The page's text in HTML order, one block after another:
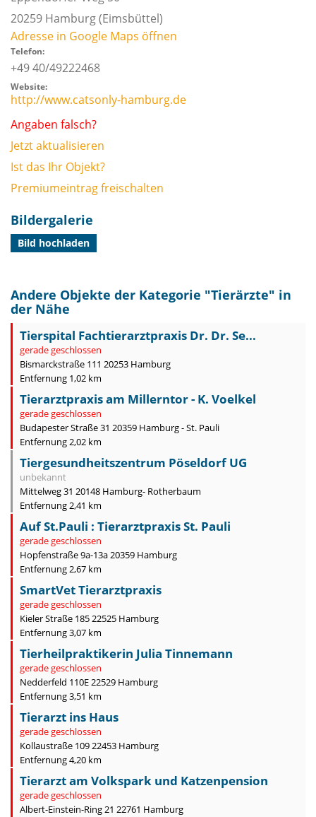
20259 Hamburg(Eimsbüttel)
Adresse in Google Maps öffnen
Telefon:
+49 40/49222468
Website:
http://www.catsonly-hamburg.de
Angaben falsch?
Jetzt aktualisieren
Ist das Ihr Objekt?
Premiumeintrag freischalten
Bildergalerie
Bild hochladen
Andere Objekte der Kategorie "Tierärzte" in
der Nähe
Tierspital Fachtierarztpraxis Dr. Dr. Se...
gerade geschlossen
Bismarckstraße 111 20253 Hamburg
Entfernung 1,02 km
Tierarztpraxis am Millerntor - K. Voelkel
gerade geschlossen
Budapester Straße 31 20359 Hamburg - St. Pauli
Entfernung 2,02 km
Tiergesundheitszentrum Pöseldorf UG
unbekannt
Mittelweg 31 20148 Hamburg- Rotherbaum
Entfernung 2,41 km
Auf St.Pauli : Tierarztpraxis St. Pauli
gerade geschlossen
Hopfenstraße 9a-13a 20359 Hamburg
Entfernung 2,67 km
SmartVet Tierarztpraxis
gerade geschlossen
Kieler Straße 185 22525 Hamburg
Entfernung 3,07 km
Tierheilpraktikerin Julia Tinnemann
gerade geschlossen
Nedderfeld 110E 22529 Hamburg
Entfernung 3,51 km
Tierarzt ins Haus
gerade geschlossen
Kollaustraße 109 22453 Hamburg
Entfernung 4,20 km
Tierarzt am Volkspark und Katzenpension
gerade geschlossen
Albert-Einstein-Ring 21 22761 Hamburg